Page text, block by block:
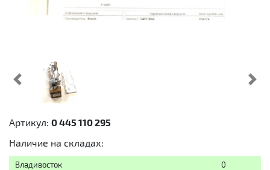
Предыдущий
Артикул: 0 445 110 295
Наличие на складах:
Владивосток
0